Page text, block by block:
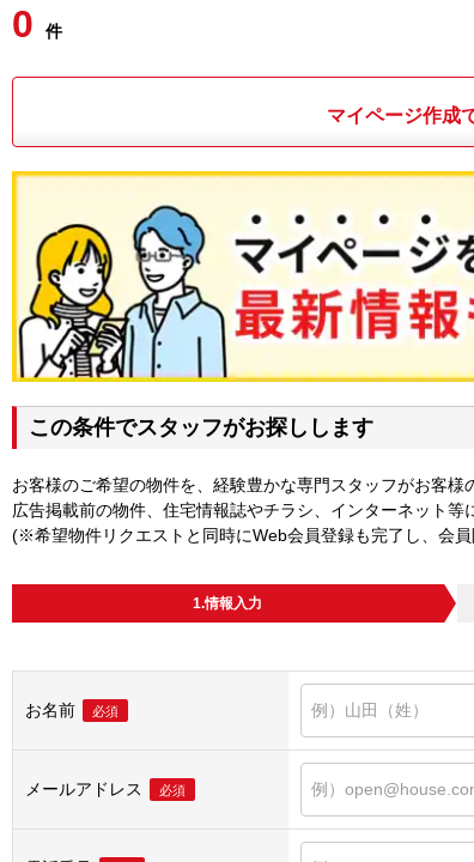
0 件
マイページ作成
この条件でスタッフがお探しします
お客様のご希望の物件を、経験豊かな専門スタッフがお客様
広告掲載前の物件、住宅情報誌やチラシ、インターネット等
(※希望物件リクエストと同時にWeb会員登録も完了し、会
1.情報入力
お名前 必須
メールアドレス 必須